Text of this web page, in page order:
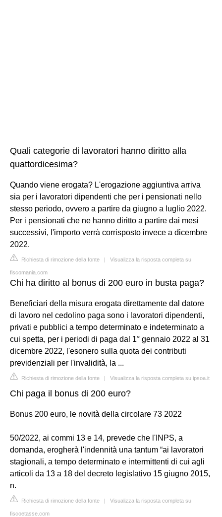
Quali categorie di lavoratori hanno diritto alla
quattordicesima?
Quando viene erogata? L'erogazione aggiuntiva arriva
sia per i lavoratori dipendenti che per i pensionati nello
stesso periodo, ovvero a partire da giugno a luglio 2022.
Per i pensionati che ne hanno diritto a partire dai mesi
successivi, l'importo verrà corrisposto invece a dicembre
2022.
Richiesta di rimozione della fonte | Visualizza la risposta completa su
fiscomania.com
Chi ha diritto al bonus di 200 euro in busta paga?
Beneficiari della misura erogata direttamente dal datore
di lavoro nel cedolino paga sono i lavoratori dipendenti,
privati e pubblici a tempo determinato e indeterminato a
cui spetta, per i periodi di paga dal 1° gennaio 2022 al 31
dicembre 2022, l'esonero sulla quota dei contributi
previdenziali per l'invalidità, la ...
Richiesta di rimozione della fonte | Visualizza la risposta completa su ipsoa.it
Chi paga il bonus di 200 euro?
Bonus 200 euro, le novità della circolare 73 2022
50/2022, ai commi 13 e 14, prevede che l'INPS, a
domanda, erogherà l'indennità una tantum “ai lavoratori
stagionali, a tempo determinato e intermittenti di cui agli
articoli da 13 a 18 del decreto legislativo 15 giugno 2015,
n.
Richiesta di rimozione della fonte | Visualizza la risposta completa su
fiscoetasse.com